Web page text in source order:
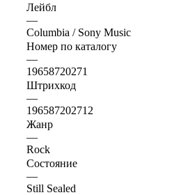
Лейбл
—
Columbia / Sony Music
Номер по каталогу
—
19658720271
Штрихкод
—
196587202712
Жанр
—
Rock
Состояние
—
Still Sealed